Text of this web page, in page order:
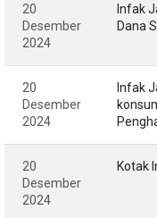
20
Desember
2024
Infak
Dana
20
Desember
2024
Infak
20
Desember
2024
Kotak